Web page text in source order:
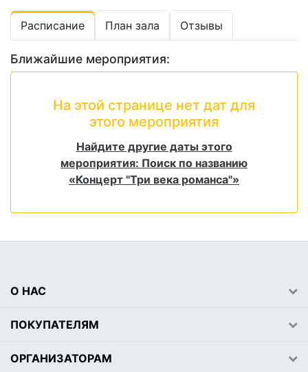
Расписание План зала Отзывы
Ближайшие мероприятия:
На этой странице нет дат для
этого мероприятия
Найдите другие даты этого
мероприятия: Поиск по названию
«Концерт "Три века романса"»
О НАС
ПОКУПАТЕЛЯМ
ОРГАНИЗАТОРАМ